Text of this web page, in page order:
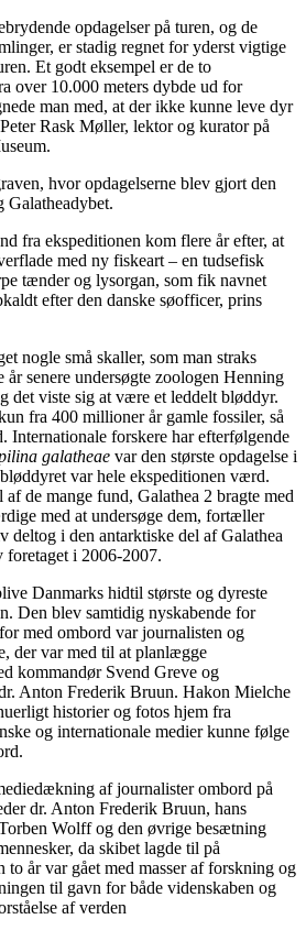
opdagelser på turen, og de
er stadig regnet for yderst vigtige
Et godt eksempel er de to
over 10.000 meters dybde ud for
man med, at der ikke kunne leve dyr
Rask Møller, lektor og kurator på
hvor opdagelserne blev gjort den
Galatheadybet.
fra ekspeditionen kom flere år efter, at
med ny fiskeart – en tudsefisk
tænder og lysorgan, som fik navnet
efter den danske søofficer, prins
nogle små skaller, som man straks
senere undersøgte zoologen Henning
det viste sig at være et leddelt bløddyr.
fra 400 millioner år gamle fossiler, så
Internationale forskere har efterfølgende
galatheae var den største opdagelse i
var hele ekspeditionen værd.
de mange fund, Galathea 2 bragte med
med at undersøge dem, fortæller
deltog i den antarktiske del af Galathea
foretaget i 2006-2007.
Danmarks hidtil største og dyreste
Den blev samtidig nyskabende for
med ombord var journalisten og
der var med til at planlægge
kommandør Svend Greve og
Anton Frederik Bruun. Hakon Mielche
historier og fotos hjem fra
og internationale medier kunne følge
af journalister ombord på
dr. Anton Frederik Bruun, hans
Wolff og den øvrige besætning
da skibet lagde til på
år var gået med masser af forskning og
til gavn for både videnskaben og
af verden